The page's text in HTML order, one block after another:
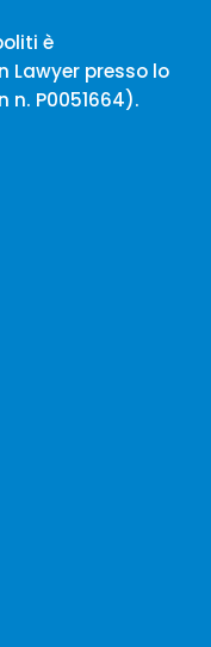
è
Lawyer presso lo
P0051664).